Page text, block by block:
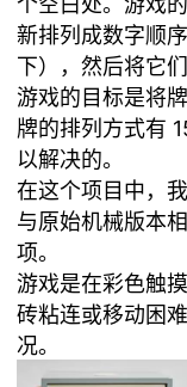
新排列成数字顺
下），然后将它
游戏的目标是将
牌的排列方式有
以解决的。
在这个项目中，
与原始机械版本
项。
游戏是在彩色触
砖粘连或移动困
况。